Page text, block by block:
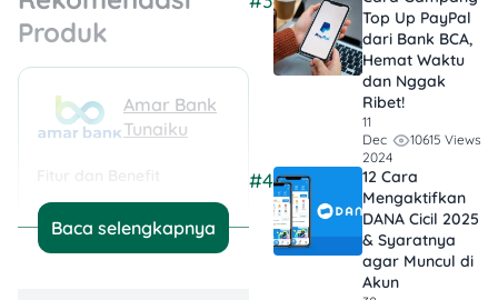
Produk
Amar Bank
Tunaiku
3% - 5% per bulan
Baca selengkapnya
Top Up PayPal
dari Bank BCA,
Hemat Waktu
dan Nggak
Ribet!
11
Dec
2024
10615 Views
#4
12 Cara
Mengaktifkan
DANA Cicil 2025
& Syaratnya
agar Muncul di
Akun